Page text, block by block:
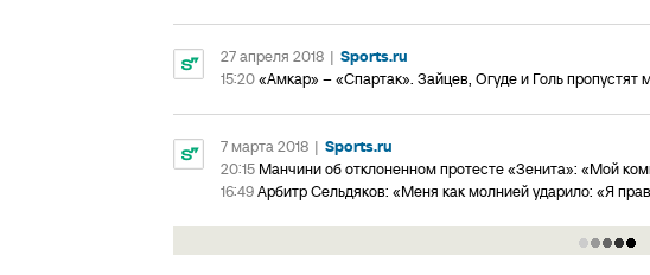
27 апреля 2018 | Sports.ru
15:20«Амкар» – «Спартак». Зайцев, Огуде и Голь пропустят
7 марта 2018 | Sports.ru
20:15 Манчини об отклоненном протесте «Зенита»: «Мой
16:49Арбитр Сельдяков: «Меня как молнией ударило: «Я